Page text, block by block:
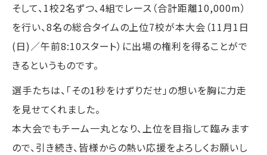
そして、1校2名ずつ、4組でレース（合計距離10,000m）
を行い、8名の総合タイムの上位7校が本大会（11月1日
(日)／午前8:10スタート）に出場の権利を得ることがで
きるというものです。
選手たちは、「その1秒をけずりだせ」の想いを胸に力走
を見せてくれました。
本大会でもチーム一丸となり、上位を目指して臨みます
ので、引き続き、皆様からの熱い応援をよろしくお願いし